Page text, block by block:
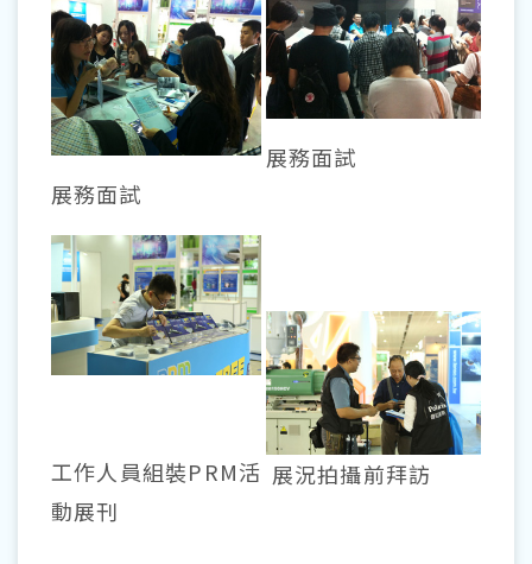
展務面試
展務面試
工作人員組裝PRM活
動展刊
展況拍攝前拜訪